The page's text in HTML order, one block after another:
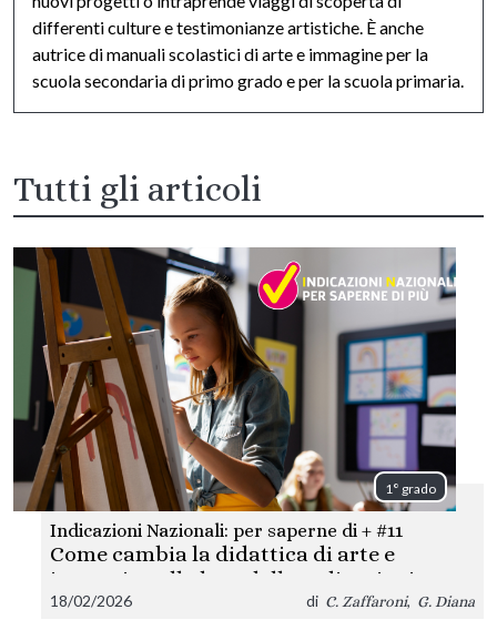
differenti culture e testimonianze artistiche. È anche
autrice di manuali scolastici di arte e immagine per la
scuola secondaria di primo grado e per la scuola primaria.
Tutti gli articoli
1° grado
Indicazioni Nazionali: per saperne di + #11
Come cambia la didattica di arte e
immagine alla luce delle Indicazioni
Nazionali?
18/02/2026 di C. Zaffaroni, G. Diana